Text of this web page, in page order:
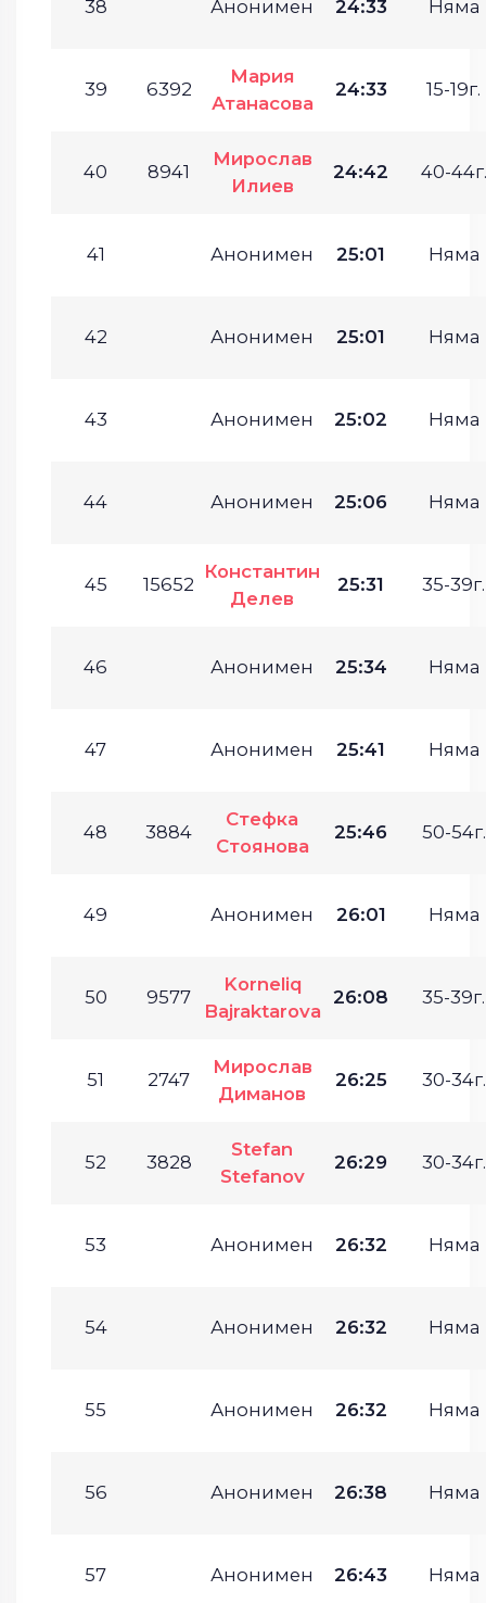
38 Анонимен 24:33 Няма
39 6392
Мария
Атанасова
24:33 15-19г.
40 8941
Мирослав
Илиев
24:42 40-44г.
41 Анонимен 25:01 Няма
42 Анонимен 25:01 Няма
43 Анонимен 25:02 Няма
44 Анонимен 25:06 Няма
45 15652
Константин
Делев
25:31 35-39г.
46 Анонимен 25:34 Няма
47 Анонимен 25:41 Няма
48 3884
Стефка
Стоянова
25:46 50-54г.
49 Анонимен 26:01 Няма
50 9577
Korneliq
Bajraktarova
26:08 35-39г.
51 2747
Мирослав
Диманов
26:25 30-34г.
52 3828
Stefan
Stefanov
26:29 30-34г.
53 Анонимен 26:32 Няма
54 Анонимен 26:32 Няма
55 Анонимен 26:32 Няма
56 Анонимен 26:38 Няма
57 Анонимен 26:43 Няма